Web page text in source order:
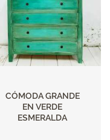
CÓMODA GRANDE
EN VERDE
ESMERALDA